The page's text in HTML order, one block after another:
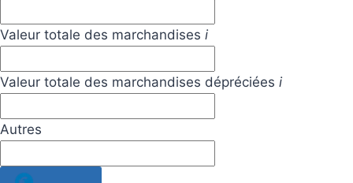
Valeur totale des marchandises i
Valeur totale des marchandises dépréciées i
Autres